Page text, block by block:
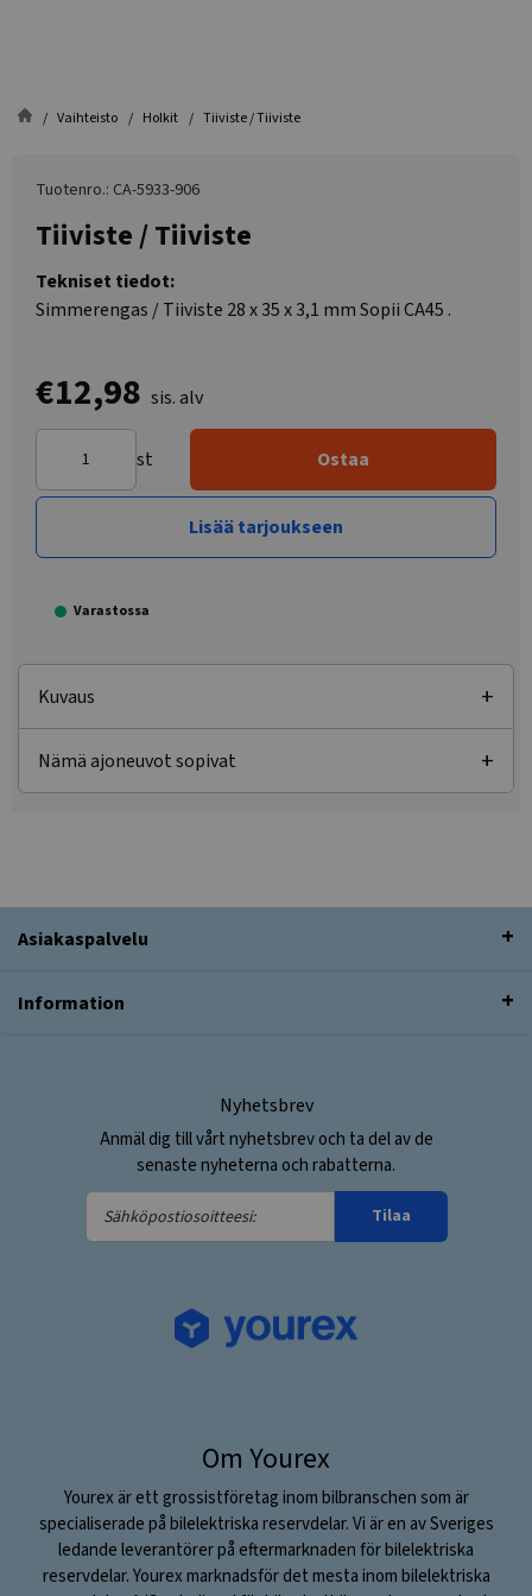
Vaihteisto Holkit Tiiviste / Tiiviste
Tuotenro.: CA-5933-906
Tiiviste / Tiiviste
Tekniset tiedot:
Simmerengas / Tiiviste 28 x 35 x 3,1 mm Sopii CA45 .
€12,98 sis. alv
st Ostaa
Lisää tarjoukseen
Varastossa
Kuvaus
Nämä ajoneuvot sopivat
Asiakaspalvelu
Information
Nyhetsbrev
Anmäl dig till vårt nyhetsbrev och ta del av de
senaste nyheterna och rabatterna.
Sähköpostiosoitteesi:
Tilaa
Om Yourex
Yourex är ett grossistföretag inom bilbranschen som är
specialiserade på bilelektriska reservdelar. Vi är en av Sveriges
ledande leverantörer på eftermarknaden för bilelektriska
reservdelar. Yourex marknadsför det mesta inom bilelektriska